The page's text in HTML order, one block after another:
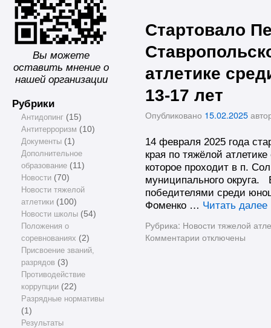
Вы можете
оставить мнение о
нашей организации
Рубрики
Антидопинг(15)
Антитерроризм (10)
Документы(1)
Дополнительное
образование(11)
Новости(70)
Новости тяжелой
атлетики(100)
Новости школы(54)
Положения о
соревнованиях (2)
Присвоение званий,
разрядов (3)
Противодействие
коррупции(22)
Разрядные нормативы
(1)
Результаты
Стартовало
атлетике
13-17 лет
Опубликовано 15.02.2025
14 февраля 2025 года
края по тяжёлой
которое проходит в п.
муниципального округа.
победителями среди
Фоменко … Читать далее
Рубрика: Новости тяжелой
Комментарии отключены